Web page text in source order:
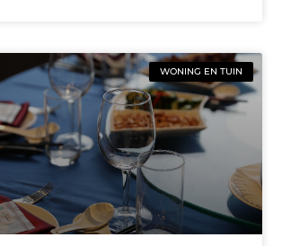
WONING EN TUIN